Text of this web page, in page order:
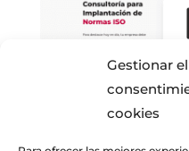
Gestionar el
cookies